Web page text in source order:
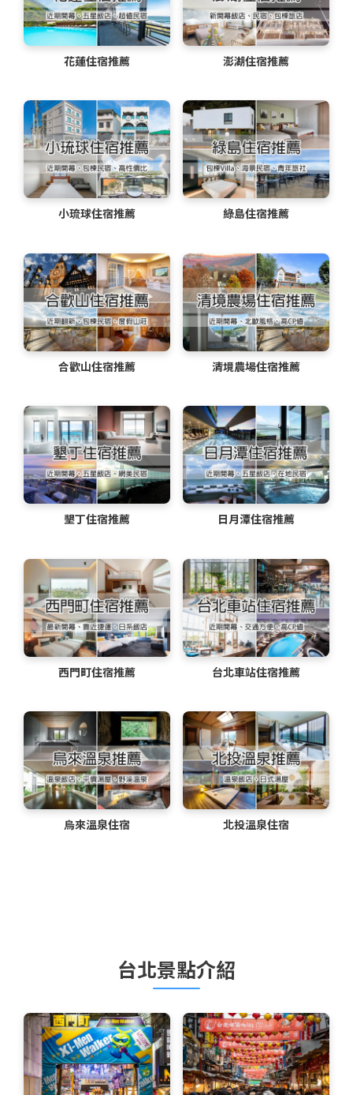
花蓮住宿推薦 澎湖住宿推薦
小琉球住宿推薦 綠島住宿推薦
合歡山住宿推薦 清境農場住宿推薦
墾丁住宿推薦 日月潭住宿推薦
西門町住宿推薦 台北車站住宿推薦
烏來溫泉住宿 北投溫泉住宿
台北景點介紹